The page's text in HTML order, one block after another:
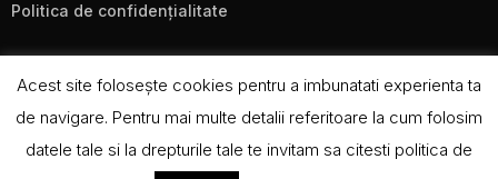
Politica de confidenţialitate
Acest site foloseşte cookies pentru a imbunatati experienta ta
de navigare. Pentru mai multe detalii referitoare la cum folosim
datele tale si la drepturile tale te invitam sa citesti politica de